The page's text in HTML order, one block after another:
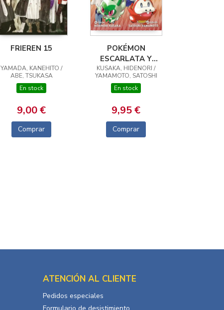
FRIEREN 15
YAMADA, KANEHITO /
ABE, TSUKASA
En stock
9,00 €
Comprar
POKÉMON
ESCARLATA Y
PURPURA 01
KUSAKA, HIDENORI /
YAMAMOTO, SATOSHI
En stock
9,95 €
Comprar
ATENCIÓN AL CLIENTE
Pedidos especiales